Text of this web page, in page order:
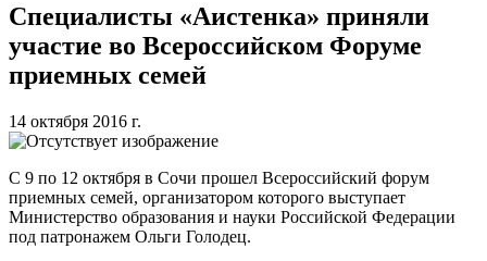
Специалисты «Аистенка» приняли
участие во Всероссийском Форуме
приемных семей
14 октября 2016 г.
С 9 по 12 октября в Сочи прошел Всероссийский форум
приемных семей, организатором которого выступает
Министерство образования и науки Российской Федерации
под патронажем Ольги Голодец.